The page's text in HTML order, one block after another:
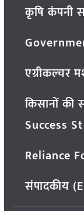
कृषि कंपनी
एग्रीकल्चर
किसानों
Success
Reliance
संपादकीय